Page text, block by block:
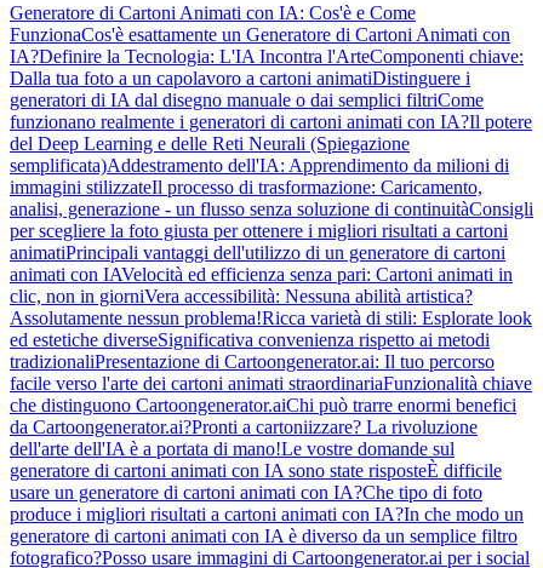
Generatore di Cartoni Animati con IA: Cos'è e Come
FunzionaCos'è esattamente un Generatore di Cartoni Animati con
IA?Definire la Tecnologia: L'IA Incontra l'ArteComponenti chiave:
Dalla tua foto a un capolavoro a cartoni animatiDistinguere i
generatori di IA dal disegno manuale o dai semplici filtriCome
funzionano realmente i generatori di cartoni animati con IA?Il potere
del Deep Learning e delle Reti Neurali (Spiegazione
semplificata)Addestramento dell'IA: Apprendimento da milioni di
immagini stilizzateIl processo di trasformazione: Caricamento,
analisi, generazione - un flusso senza soluzione di continuitàConsigli
per scegliere la foto giusta per ottenere i migliori risultati a cartoni
animatiPrincipali vantaggi dell'utilizzo di un generatore di cartoni
animati con IAVelocità ed efficienza senza pari: Cartoni animati in
clic, non in giorniVera accessibilità: Nessuna abilità artistica?
Assolutamente nessun problema!Ricca varietà di stili: Esplorate look
ed estetiche diverseSignificativa convenienza rispetto ai metodi
tradizionaliPresentazione di Cartoongenerator.ai: Il tuo percorso
facile verso l'arte dei cartoni animati straordinariaFunzionalità chiave
che distinguono Cartoongenerator.aiChi può trarre enormi benefici
da Cartoongenerator.ai?Pronti a cartoniizzare? La rivoluzione
dell'arte dell'IA è a portata di mano!Le vostre domande sul
generatore di cartoni animati con IA sono state risposteÈ difficile
usare un generatore di cartoni animati con IA?Che tipo di foto
produce i migliori risultati a cartoni animati con IA?In che modo un
generatore di cartoni animati con IA è diverso da un semplice filtro
fotografico?Posso usare immagini di Cartoongenerator.ai per i social